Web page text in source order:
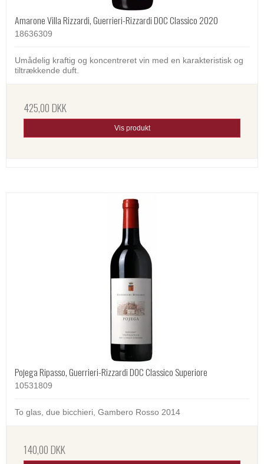
Amarone Villa Rizzardi, Guerrieri-Rizzardi DOC Classico 2020
18636309
Umådelig kraftig og koncentreret vin med en karakteristisk og
tiltrækkende duft.
425,00 DKK
Vis produkt
Pojega Ripasso, Guerrieri-Rizzardi DOC Classico Superiore
10531809
To glas, due bicchieri, Gambero Rosso 2014
140,00 DKK